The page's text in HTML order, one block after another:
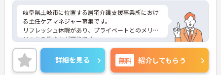
岐阜県土岐市に位置する居宅介護支援事業所におけ
る主任ケアマネジャー募集です。
リフレッシュ休暇があり、プライベートとのメリハ
リのある働き方が可能です。
また、研修制度があり、働きながらスキルアップが
目指せます。
ご興味のある方には、面接対策ポイントなど、さら
詳細を見る 無料 紹介してもらう